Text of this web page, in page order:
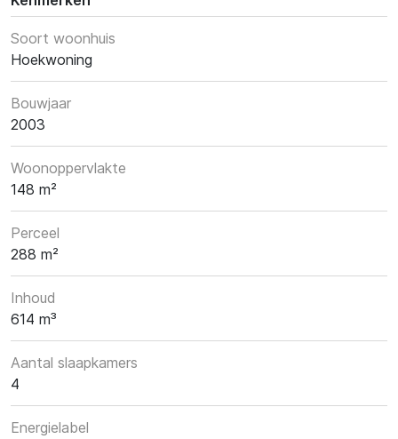
Soort woonhuis
Hoekwoning
Bouwjaar
2003
Woonoppervlakte
148 m²
Perceel
288 m²
Inhoud
614 m³
Aantal slaapkamers
4
Energielabel